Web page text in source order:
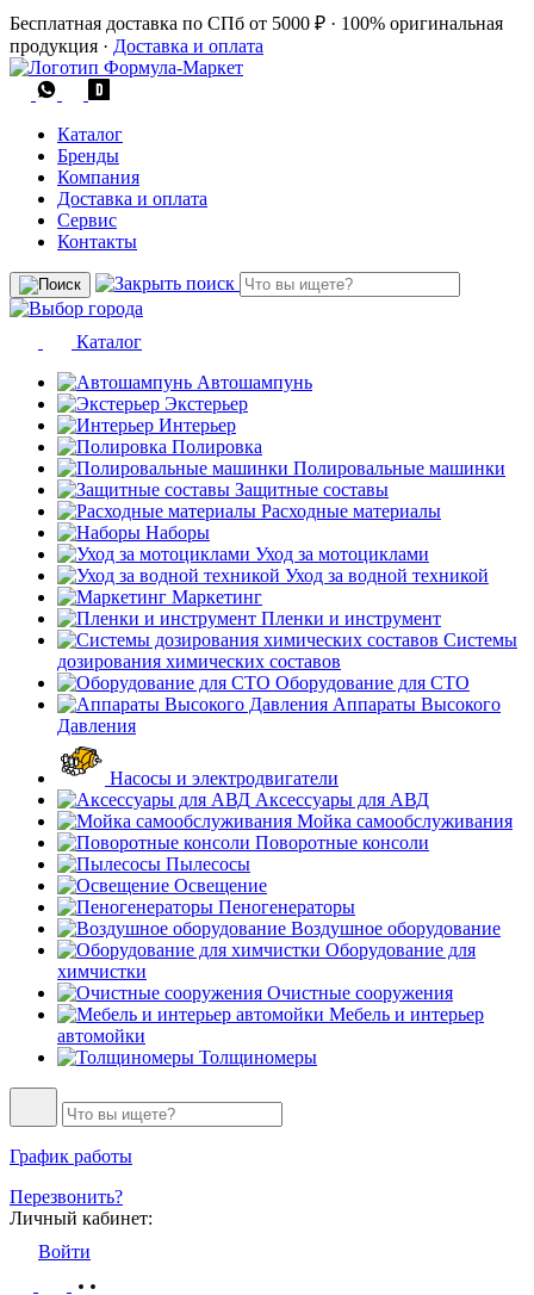
Бесплатная доставка по СПб от 5000 ₽ · 100% оригинальная
продукция · Доставка и оплата
Каталог
Бренды
Компания
Доставка и оплата
Сервис
Контакты
Каталог
Автошампунь
Экстерьер
Интерьер
Полировка
Полировальные машинки
Защитные составы
Расходные материалы
Наборы
Уход за мотоциклами
Уход за водной техникой
Маркетинг
Пленки и инструмент
Системы
дозирования химических составов
Оборудование для СТО
Аппараты Высокого
Давления
Насосы и электродвигатели
Аксессуары для АВД
Мойка самообслуживания
Поворотные консоли
Пылесосы
Освещение
Пеногенераторы
Воздушное оборудование
Оборудование для
химчистки
Очистные сооружения
Мебель и интерьер
автомойки
Толщиномеры
График работы
Перезвонить?
Личный кабинет:
Войти